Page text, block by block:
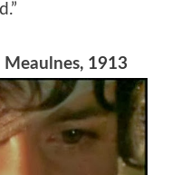
Meaulnes, 1913